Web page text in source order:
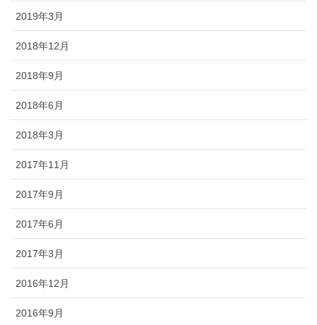
2019年3月
2018年12月
2018年9月
2018年6月
2018年3月
2017年11月
2017年9月
2017年6月
2017年3月
2016年12月
2016年9月